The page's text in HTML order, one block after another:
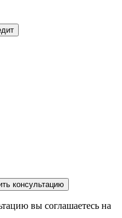
консультацию
вы соглашаетесь на